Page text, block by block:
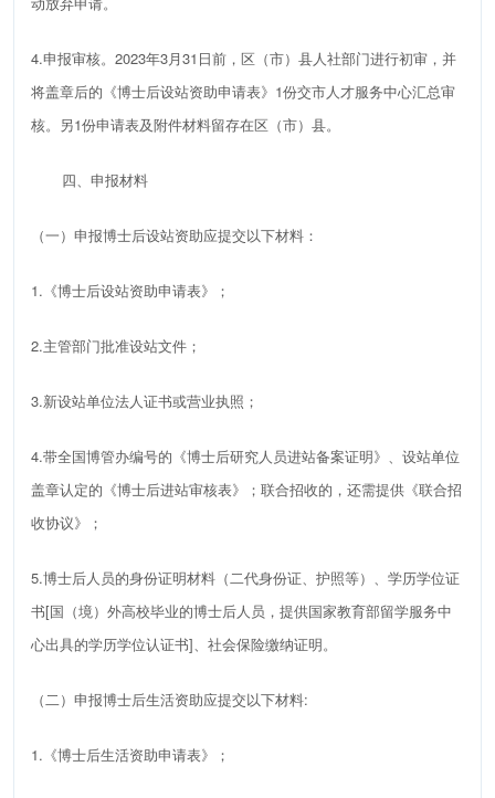
4.申报审核。 2023年3月31 日前，区（市）县人社部门进行初审，并
将盖章后的《博士后设站资助申请表》 1份交市人才服务中心汇总审
核。另1份申请表及附件材料留存在区（市）县。
四、申报材料
（一）申报博士后设站资助应提交以下材料：
1. 《博士后设站资助申请表》 ；
2.主管部门批准设站文件；
3.新设站单位法人证书或营业执照；
4.带全国博管办编号的《博士后研究人员进站备案证明》、设站单位
盖章认定的《博士后进站审核表》；联合招收的，还需提供《联合招
收协议》；
5.博士后人员的身份证明材料（二代身份证、护照等）、学历学位证
书[国（境）外高校毕业的博士后人员，提供国家教育部留学服务中
心出具的学历学位认证书]、社会保险缴纳证明。
（二）申报博士后生活资助应提交以下材料:
1. 《博士后生活资助申请表》 ；